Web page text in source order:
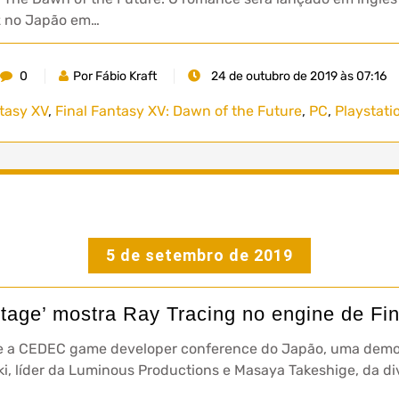
Japão em…
0 Por Fábio Kraft 24 de outubro de 2019 às 07:16
XV, Final Fantasy XV: Dawn of the Future, PC,
5 de setembro de 2019
mostra Ray Tracing no engine de
CEDEC game developer conference do Japão, uma
líder da Luminous Productions e Masaya Takeshige, da